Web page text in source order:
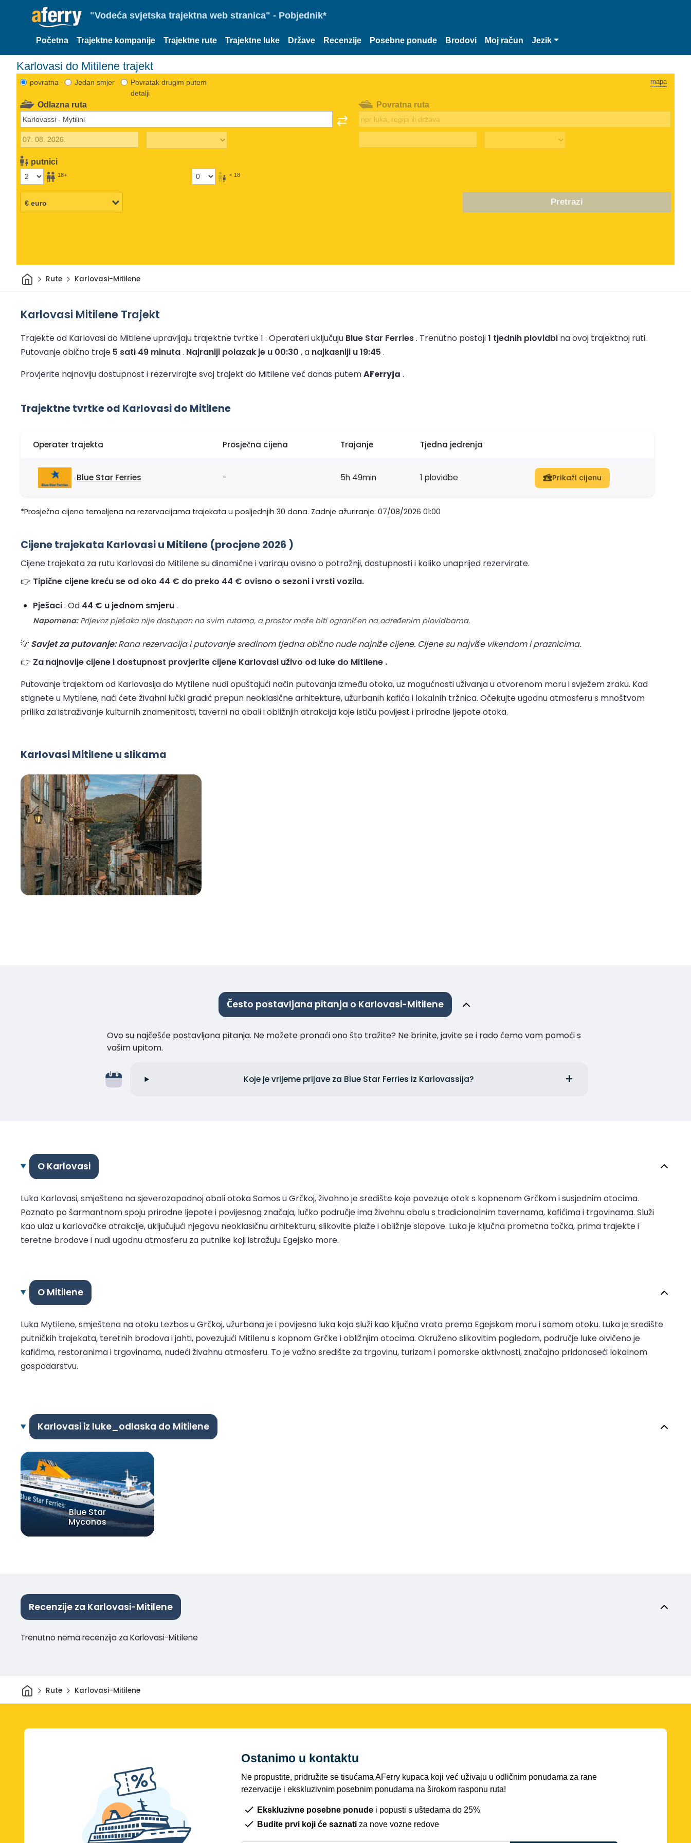
"Vodeća svjetska trajektna web stranica" - Pobjednik*
Početna Trajektne kompanije Trajektne rute Trajektne luke Države Recenzije Posebne ponude Brodovi Moj račun Jezik
Karlovasi do Mitilene trajekt
povratna Jedan smjer
Povratak drugim putem
detalji
mapa
Odlazna ruta
putnici
18+ < 18
Povratna ruta
Pretrazi
DomRute Karlovasi-Mitilene
Karlovasi Mitilene Trajekt
Trajekte od Karlovasi do Mitilene upravljaju trajektne tvrtke 1 . Operateri uključuju Blue Star Ferries. Trenutno postoji1 tjednih plovidbi na ovoj trajektnoj ruti.
Putovanje obično traje 5 sati 49 minuta. Najraniji polazak je u 00:30 , a najkasniji u 19:45 .
Provjerite najnoviju dostupnost i rezervirajte svoj trajekt do Mitilene već danas putemAFerryja .
Trajektne tvrtke od Karlovasi do Mitilene
Operater trajekta Prosječna cijena Trajanje Tjedna jedrenja
Blue Star Ferries - 5h 49min 1 plovidbe Prikaži cijenu
*Prosječna cijena temeljena na rezervacijama trajekata u posljednjih 30 dana. Zadnje ažuriranje: 07/08/2026 01:00
Cijene trajekata Karlovasi u Mitilene (procjene 2026 )
Cijene trajekata za rutu Karlovasi do Mitilene su dinamične i variraju ovisno o potražnji, dostupnosti i koliko unaprijed rezervirate.
👉 Tipične cijene kreću se od oko 44 € do preko 44 € ovisno o sezoni i vrsti vozila.
Pješaci: Od 44 € u jednom smjeru.
Napomena:Prijevoz pješaka nije dostupan na svim rutama, a prostor može biti ograničen na određenim plovidbama.
💡 Savjet za putovanje:Rana rezervacija i putovanje sredinom tjedna obično nude najniže cijene. Cijene su najviše vikendom i praznicima.
👉 Za najnovije cijene i dostupnost provjerite cijene Karlovasi uživo od luke do Mitilene .
Putovanje trajektom od Karlovasija do Mytilene nudi opuštajući način putovanja između otoka, uz mogućnosti uživanja u otvorenom moru i svježem zraku. Kad
stignete u Mytilene, naći ćete živahni lučki gradić prepun neoklasične arhitekture, užurbanih kafića i lokalnih tržnica. Očekujte ugodnu atmosferu s mnoštvom
prilika za istraživanje kulturnih znamenitosti, taverni na obali i obližnjih atrakcija koje ističu povijest i prirodne ljepote otoka.
Karlovasi Mitilene u slikama
Često postavljana pitanja o Karlovasi-Mitilene
Ovo su najčešće postavljana pitanja. Ne možete pronaći ono što tražite? Ne brinite, javite se i rado ćemo vam pomoći s
vašim upitom.
Koje je vrijeme prijave za Blue Star Ferries iz Karlovassija?
O Karlovasi
Luka Karlovasi, smještena na sjeverozapadnoj obali otoka Samos u Grčkoj, živahno je središte koje povezuje otok s kopnenom Grčkom i susjednim otocima.
Poznato po šarmantnom spoju prirodne ljepote i povijesnog značaja, lučko područje ima živahnu obalu s tradicionalnim tavernama, kafićima i trgovinama. Služi
kao ulaz u karlovačke atrakcije, uključujući njegovu neoklasičnu arhitekturu, slikovite plaže i obližnje slapove. Luka je ključna prometna točka, prima trajekte i
teretne brodove i nudi ugodnu atmosferu za putnike koji istražuju Egejsko more.
O Mitilene
Luka Mytilene, smještena na otoku Lezbos u Grčkoj, užurbana je i povijesna luka koja služi kao ključna vrata prema Egejskom moru i samom otoku. Luka je središte
putničkih trajekata, teretnih brodova i jahti, povezujući Mitilenu s kopnom Grčke i obližnjim otocima. Okruženo slikovitim pogledom, područje luke oivičeno je
kafićima, restoranima i trgovinama, nudeći živahnu atmosferu. To je važno središte za trgovinu, turizam i pomorske aktivnosti, značajno pridonoseći lokalnom
gospodarstvu.
Karlovasi iz luke_odlaska do Mitilene
Blue Star
Myconos
Recenzije za Karlovasi-Mitilene
Trenutno nema recenzija za Karlovasi-Mitilene
DomRute Karlovasi-Mitilene
Ostanimo u kontaktu
Ne propustite, pridružite se tisućama AFerry kupaca koji već uživaju u odličnim ponudama za rane
rezervacije i ekskluzivnim posebnim ponudama na širokom rasponu ruta!
Ekskluzivne posebne ponude i popusti s uštedama do 25%
Budite prvi koji će saznati za nove vozne redove